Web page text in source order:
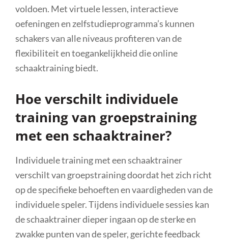
voldoen. Met virtuele lessen, interactieve
oefeningen en zelfstudieprogramma’s kunnen
schakers van alle niveaus profiteren van de
flexibiliteit en toegankelijkheid die online
schaaktraining biedt.
Hoe verschilt individuele
training van groepstraining
met een schaaktrainer?
Individuele training met een schaaktrainer
verschilt van groepstraining doordat het zich richt
op de specifieke behoeften en vaardigheden van de
individuele speler. Tijdens individuele sessies kan
de schaaktrainer dieper ingaan op de sterke en
zwakke punten van de speler, gerichte feedback